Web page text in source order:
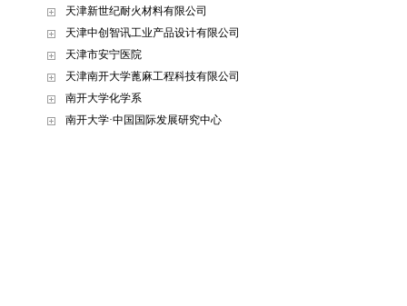
天津新世纪耐火材料有限公司
天津中创智讯工业产品设计有限公司
天津市安宁医院
天津南开大学蓖麻工程科技有限公司
南开大学化学系
南开大学·中国国际发展研究中心